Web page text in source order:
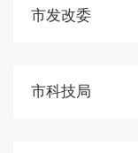
市发改委
市科技局